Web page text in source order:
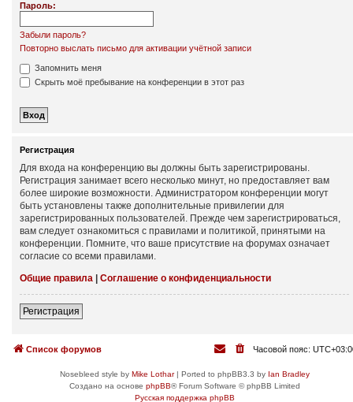
Пароль:
Забыли пароль?
Повторно выслать письмо для активации учётной записи
Запомнить меня
Скрыть моё пребывание на конференции в этот раз
Регистрация
Для входа на конференцию вы должны быть зарегистрированы.
Регистрация занимает всего несколько минут, но предоставляет вам
более широкие возможности. Администратором конференции могут
быть установлены также дополнительные привилегии для
зарегистрированных пользователей. Прежде чем зарегистрироваться,
вам следует ознакомиться с правилами и политикой, принятыми на
конференции. Помните, что ваше присутствие на форумах означает
согласие со всеми правилами.
Общие правила | Соглашение о конфиденциальности
Регистрация
Список форумов Часовой пояс:
Nosebleed style by Mike Lothar| Ported to phpBB3.3 by Ian Bradley
Создано на основе phpBB® Forum Software © phpBB Limited
Русская поддержка phpBB